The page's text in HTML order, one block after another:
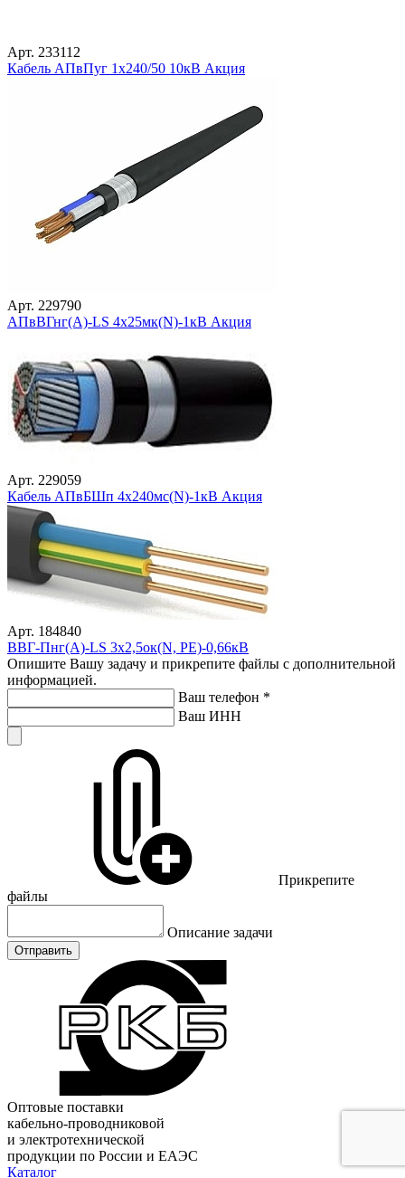
Арт. 233112
Кабель АПвПуг 1х240/50 10кВ Акция
Арт. 229790
АПвВГнг(А)-LS 4х25мк(N)-1кВ Акция
Арт. 229059
Кабель АПвБШп 4х240мс(N)-1кВ Акция
Арт. 184840
ВВГ-Пнг(А)-LS 3х2,5ок(N, PE)-0,66кВ
Опишите Вашу задачу и прикрепите файлы с дополнительной
информацией.
Ваш телефон *
Ваш ИНН
Прикрепите
файлы
Описание задачи
Отправить
Оптовые поставки
кабельно-проводниковой
и электротехнической
продукции по России и ЕАЭС
Каталог